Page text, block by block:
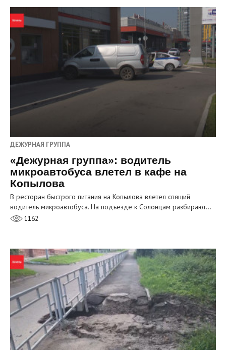
ДЕЖУРНАЯ ГРУППА
«Дежурная группа»: водитель
микроавтобуса влетел в кафе на
Копылова
В ресторан быстрого питания на Копылова влетел спящий
водитель микроавтобуса. На подъезде к Солонцам разбирают…
1162